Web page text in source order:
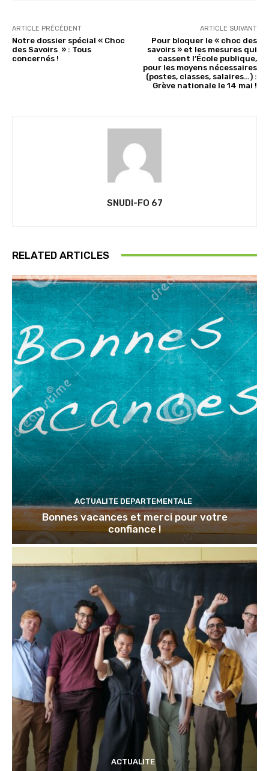
ARTICLE PRÉCÉDENT
Notre dossier spécial « Choc
des Savoirs » : Tous
concernés !
ARTICLE SUIVANT
Pour bloquer le « choc des
savoirs » et les mesures qui
cassent l’École publique,
pour les moyens nécessaires
(postes, classes, salaires…) :
Grève nationale le 14 mai !
SNUDI-FO 67
RELATED ARTICLES
ACTUALITE DEPARTEMENTALE
Bonnes vacances et merci pour votre
confiance !
ACTUALITE